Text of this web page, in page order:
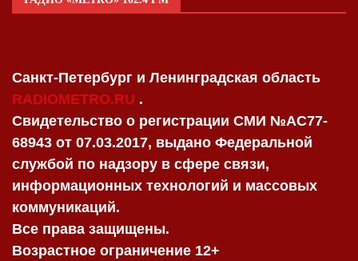
Санкт-Петербург и Ленинградская область
RADIOMETRO.RU .
Свидетельство о регистрации СМИ №AC77-
68943 от 07.03.2017, выдано Федеральной
службой по надзору в сфере связи,
информационных технологий и массовых
коммуникаций.
Все права защищены.
Возрастное ограничение 12+